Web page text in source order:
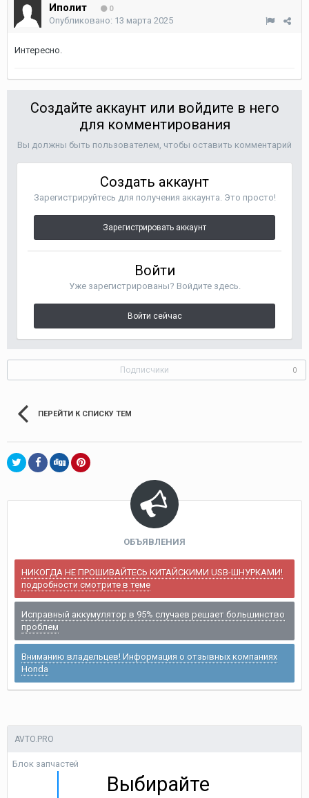
Иполит 0
Опубликовано: 13 марта 2025
Интересно.
Создайте аккаунт или войдите в него
для комментирования
Вы должны быть пользователем, чтобы оставить комментарий
Создать аккаунт
Зарегистрируйтесь для получения аккаунта. Это просто!
Зарегистрировать аккаунт
Войти
Уже зарегистрированы? Войдите здесь.
Войти сейчас
Подписчики 0
ПЕРЕЙТИ К СПИСКУ ТЕМ
ОБЪЯВЛЕНИЯ
НИКОГДА НЕ ПРОШИВАЙТЕСЬ КИТАЙСКИМИ USB-ШНУРКАМИ!
подробности смотрите в теме
Исправный аккумулятор в 95% случаев решает большинство
проблем
Вниманию владельцев! Информация о отзывных компаниях
Honda
AVTO.PRO
Блок запчастей
Выбирайте